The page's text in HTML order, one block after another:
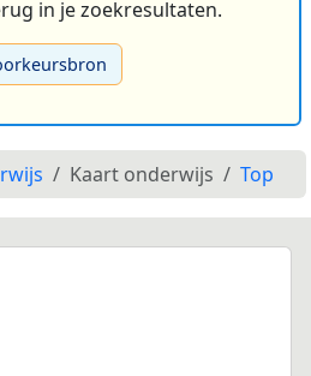
in je zoekresultaten.
Kaart onderwijs Top